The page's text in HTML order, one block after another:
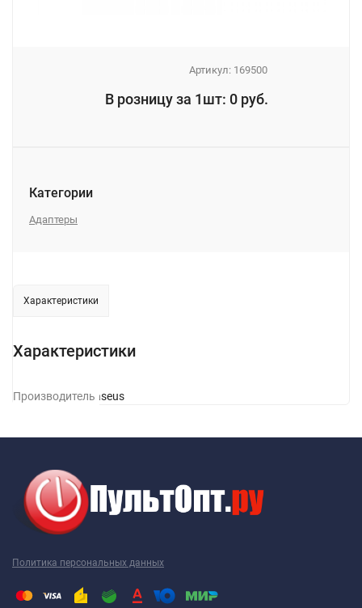
Артикул: 169500
В розницу за 1шт: 0 руб.
Категории
Адаптеры
Характеристики
Характеристики
ПроизводительBaseus
Политика персональных данных